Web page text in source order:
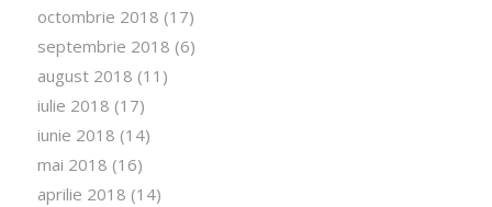
octombrie 2018 (17)
septembrie 2018 (6)
august 2018 (11)
iulie 2018 (17)
iunie 2018 (14)
mai 2018 (16)
aprilie 2018 (14)